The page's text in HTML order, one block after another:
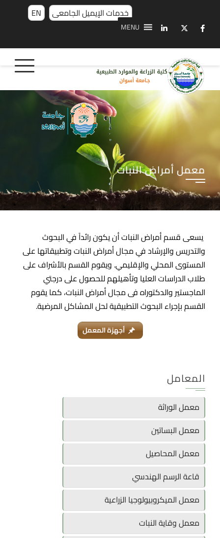
EN خدمات الإيميل الجامعى
MENU
معمل أمراض النبات
يسعى قسم أمراض النبات أن يكون رائداً في البحوث
والتدريس والإرشاد في مجال أمراض النبات وتطبيقاتها على
المستوى المحلي والإقليمي. ويقوم القسم بالأشراف على
طلاب الدراسات العليا وتأهيلهم للحصول على درجتي
الماجستير والدكتوراه فى مجال أمراض النبات، كما يقوم
القسم بإجراء البحوث التطبيقية لحل المشاكل المرضية.
أجهزة المعمل
المعامل
معمل الوراثة
معمل البساتين
معمل المحاصيل
قاعة الرسم الهندسي
معمل الميكروبيولوجيا الزراعية
معمل وقاية النبات